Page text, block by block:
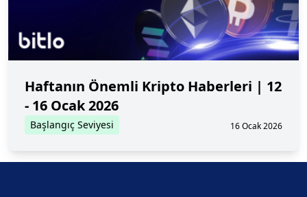
Haftanın Önemli Kripto Haberleri | 12
- 16 Ocak 2026
Başlangıç Seviyesi 16 Ocak 2026